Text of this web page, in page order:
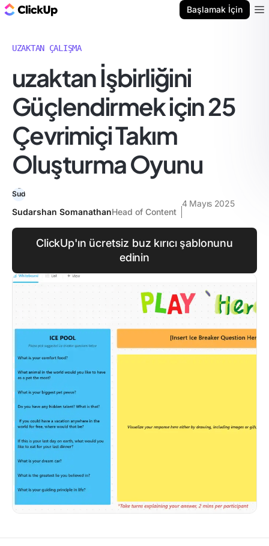
Başlamak İçin
UZAKTAN ÇALIŞMA
uzaktan İşbirliğini
Güçlendirmek için 25
Çevrimiçi Takım
Oluşturma Oyunu
Sudarshan SomanathanHead of Content
4 Mayıs 2025
ClickUp'ın ücretsiz buz kırıcı şablonunu
edinin